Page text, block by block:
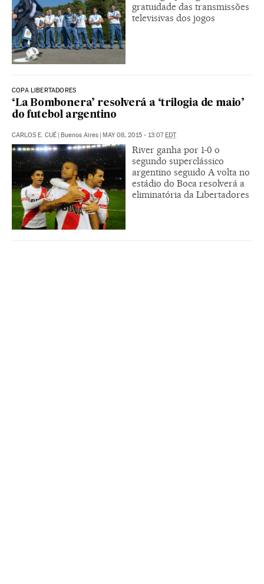
gratuidade das transmissões
televisivas dos jogos
COPA LIBERTADORES
‘La Bombonera’ resolverá a ‘trilogia de maio’
do futebol argentino
CARLOS E. CUÉ | Buenos Aires | MAY 08, 2015 - 13:07EDT
River ganha por 1-0 o
segundo superclássico
argentino seguido A volta no
estádio do Boca resolverá a
eliminatória da Libertadores